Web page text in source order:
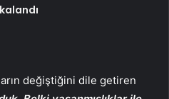
değiştiğini dile getiren